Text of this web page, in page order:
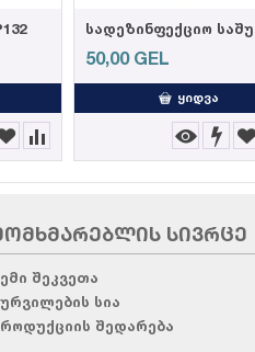
50,00 GEL
ᲧᲘᲓᲕᲐ
ᲡᲘᲕᲠᲪᲔ
შეკვეთა
სია
შედარება